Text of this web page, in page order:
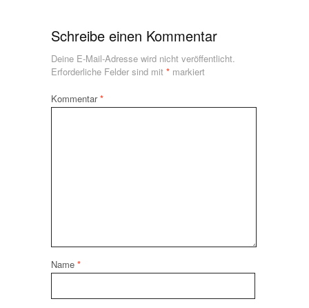
Schreibe einen Kommentar
Deine E-Mail-Adresse wird nicht veröffentlicht.
Erforderliche Felder sind mit * markiert
Kommentar*
Name *